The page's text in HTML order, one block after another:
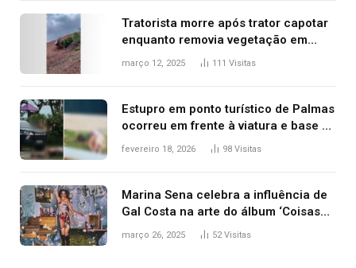
Tratorista morre após trator capotar
enquanto removia vegetação em
ribanceira de rodovia
março 12, 2025 111 Visitas
Estupro em ponto turístico de Palmas
ocorreu em frente à viatura e base de
segurança; polícia investiga
fevereiro 18, 2026 98 Visitas
Marina Sena celebra a influência de
Gal Costa na arte do álbum ‘Coisas
naturais’
março 26, 2025 52Visitas